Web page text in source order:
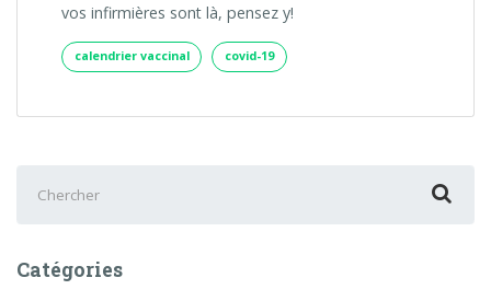
vos infirmières sont là, pensez y!
calendrier vaccinal covid-19
Catégories